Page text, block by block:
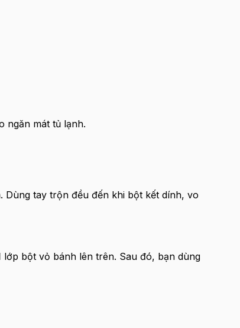
ngăn mát tủ lạnh.
tay trộn đều đến khi bột kết dính, vo
bột vỏ bánh lên trên. Sau đó, bạn dùng